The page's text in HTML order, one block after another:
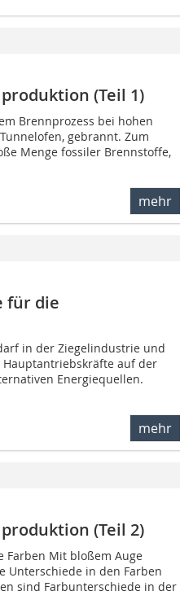
(Teil 1)
Brennprozess bei hohen
gebrannt. Zum
Menge fossiler Brennstoffe,
mehr
für die
in der Ziegelindustrie und
auf der
Energiequellen.
mehr
(Teil 2)
Farben Mit bloßem Auge
Unterschiede in den Farben
sind Farbunterschiede in der